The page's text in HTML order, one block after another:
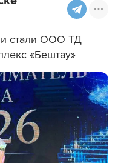
стали ООО ТД
«Бештау»